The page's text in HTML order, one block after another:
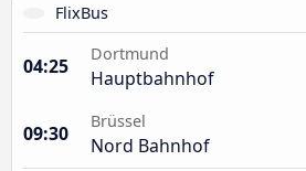
FlixBus
04:25
Dortmund
Hauptbahnhof
09:30
Brüssel
Nord Bahnhof